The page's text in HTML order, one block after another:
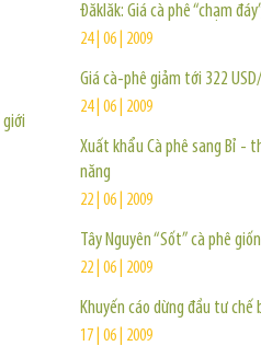
Đăklăk: Giá cà phê “chạm
24 | 06 | 2009
Giá cà-phê giảm tới 322
24 | 06 | 2009
Xuất khẩu Cà phê sang Bỉ -
năng
22 | 06 | 2009
Tây Nguyên “Sốt” cà phê
22 | 06 | 2009
Khuyến cáo dừng đầu tư chế
17 | 06 | 2009